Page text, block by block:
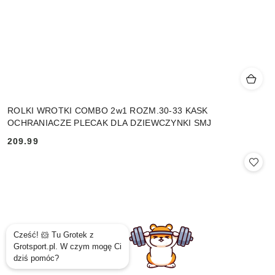
ROLKI WROTKI COMBO 2w1 ROZM.30-33 KASK
OCHRANIACZE PLECAK DLA DZIEWCZYNKI SMJ
Cena:
209.99